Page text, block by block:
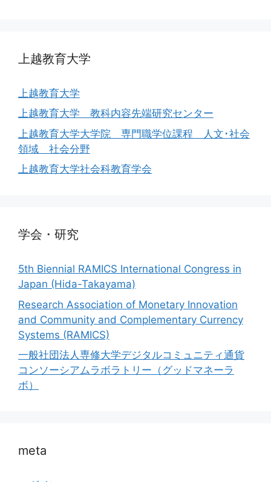
上越教育大学
上越教育大学
上越教育大学 教科内容先端研究センター
上越教育大学大学院 専門職学位課程 人文･社会
領域 社会分野
上越教育大学社会科教育学会
学会・研究
5th Biennial RAMICS International Congress in
Japan (Hida-Takayama)
Research Association of Monetary Innovation
and Community and Complementary Currency
Systems (RAMICS)
一般社団法人専修大学デジタルコミュニティ通貨
コンソーシアムラボラトリー（グッドマネーラ
ボ）
meta